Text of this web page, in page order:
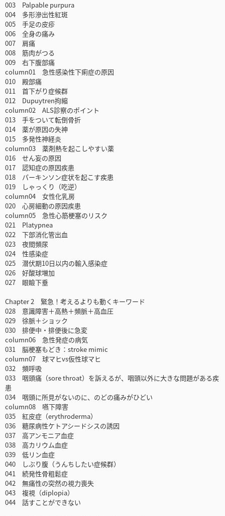
003 Palpable purpura
004 多形滲出性紅斑
005 手足の皮疹
006 全身の痛み
007 肩痛
008 筋肉がつる
009 右下腹部痛
column01 急性感染性下痢症の原因
010 殿部痛
011 首下がり症候群
012 Dupuytren拘縮
column02 ALS診察のポイント
013 手をついて転倒骨折
014 薬が原因の失神
015 多発性神経炎
column03 薬剤熱を起こしやすい薬
016 せん妄の原因
017 認知症の原因疾患
018 パーキンソン症状を起こす疾患
019 しゃっくり（吃逆）
column04 女性化乳房
020 心房細動の原因疾患
column05 急性心筋梗塞のリスク
021 Platypnea
022 下部消化管出血
023 夜間頻尿
024 性感染症
025 潜伏期10日以内の輸入感染症
026 好酸球増加
027 眼瞼下垂
Chapter 2 緊急！考えるよりも動くキーワード
028 意識障害＋高熱＋頻脈＋高血圧
029 徐脈＋ショック
030 排便中・排便後に急変
column06 急性発症の病気
031 脳梗塞もどき：stroke mimic
column07 球マヒvs仮性球マヒ
032 頻呼吸
033 咽頭痛（sore throat）を訴えるが、咽頭以外に大きな問題がある疾
患
034 咽頭に所見がないのに、のどの痛みがひどい
column08 嚥下障害
035 紅皮症（erythroderma）
036 糖尿病性ケトアシードシスの誘因
037 高アンモニア血症
038 高カリウム血症
039 低リン血症
040 しぶり腹（うんちしたい症候群）
041 続発性骨粗鬆症
042 無痛性の突然の視力喪失
043 複視（diplopia）
044 話すことができない